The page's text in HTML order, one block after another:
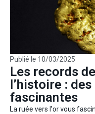
Publié le 10/03/2025
Les records
l’histoire :
fascinantes
La ruée vers l'or vous